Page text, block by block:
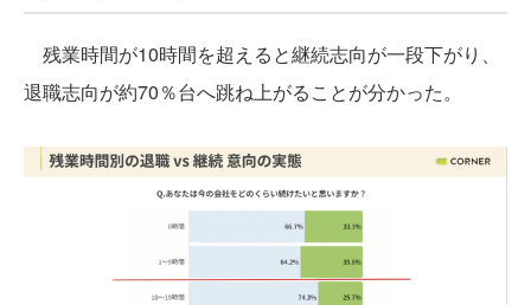
残業時間が10時間を超えると継続志向が一段下がり、
退職志向が約70％台へ跳ね上がることが分かった。